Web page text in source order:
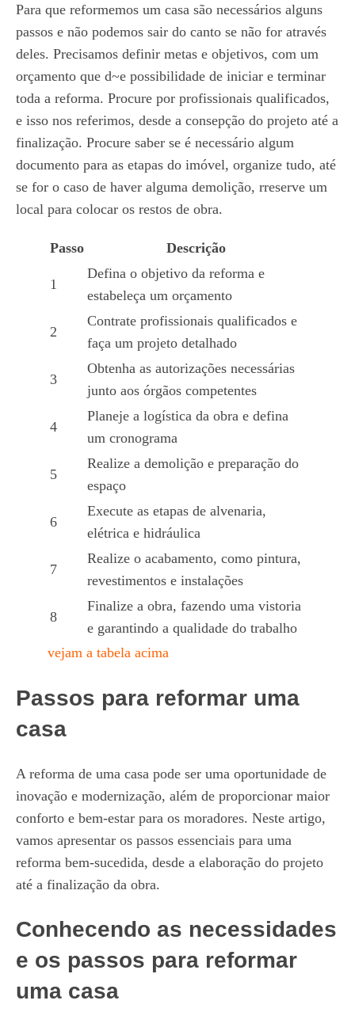
Para que reformemos um casa são necessários alguns
passos e não podemos sair do canto se não for através
deles. Precisamos definir metas e objetivos, com um
orçamento que d~e possibilidade de iniciar e terminar
toda a reforma. Procure por profissionais qualificados,
e isso nos referimos, desde a consepção do projeto até a
finalização. Procure saber se é necessário algum
documento para as etapas do imóvel, organize tudo, até
se for o caso de haver alguma demolição, rreserve um
local para colocar os restos de obra.
Passo Descrição
1
Defina o objetivo da reforma e
estabeleça um orçamento
2
Contrate profissionais qualificados e
faça um projeto detalhado
3
Obtenha as autorizações necessárias
junto aos órgãos competentes
4
Planeje a logística da obra e defina
um cronograma
5
Realize a demolição e preparação do
espaço
6
Execute as etapas de alvenaria,
elétrica e hidráulica
7
Realize o acabamento, como pintura,
revestimentos e instalações
8
Finalize a obra, fazendo uma vistoria
e garantindo a qualidade do trabalho
vejam a tabela acima
Passos para reformar uma
casa
A reforma de uma casa pode ser uma oportunidade de
inovação e modernização, além de proporcionar maior
conforto e bem-estar para os moradores. Neste artigo,
vamos apresentar os passos essenciais para uma
reforma bem-sucedida, desde a elaboração do projeto
até a finalização da obra.
Conhecendo as necessidades
e os passos para reformar
uma casa